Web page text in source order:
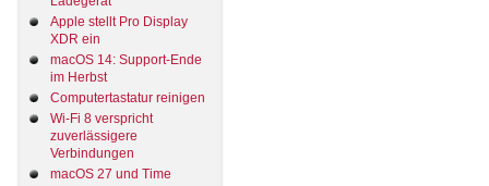
Apple stellt Pro Display
XDR ein
macOS 14: Support-Ende
im Herbst
Computertastatur reinigen
Wi-Fi 8 verspricht
zuverlässigere
Verbindungen
macOS 27 und Time